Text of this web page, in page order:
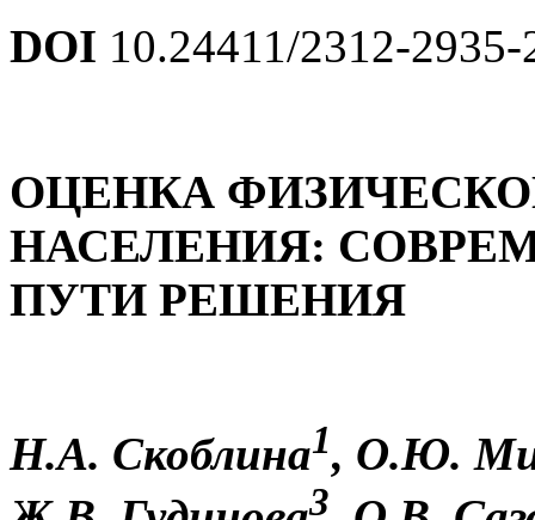
DOI 10.24411/2312-
ОЦЕНКА
НАСЕЛЕНИЯ:
ПУТИ РЕШЕНИЯ
Н.А. Скоблина1, О.Ю.
3